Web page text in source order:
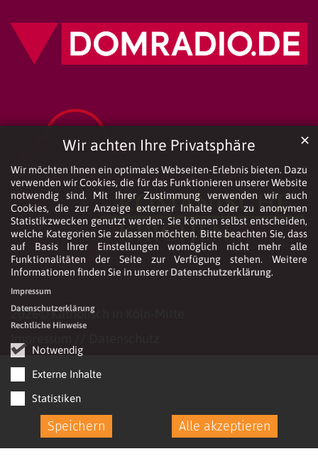
Wir achten Ihre Privatsphäre
Wir möchten Ihnen ein optimales Webseiten-Erlebnis bieten. Dazu
verwenden wir Cookies, die für das Funktionieren unserer Website
notwendig sind. Mit Ihrer Zustimmung verwenden wir auch
Cookies, die zur Anzeige externer Inhalte oder zu anonymen
Statistikzwecken genutzt werden. Sie können selbst entscheiden,
welche Kategorien Sie zulassen möchten. Bitte beachten Sie, dass
auf Basis Ihrer Einstellungen womöglich nicht mehr alle
Funktionalitäten der Seite zur Verfügung stehen. Weitere
Informationen finden Sie in unserer Datenschutzerklärung.
Notwendig
Externe Inhalte
Statistiken
Speichern Alle akzeptieren
✕
Impressum
Datenschutzerklärung
Rechtliche Hinweise
2026© Katholisch in Köln-Mitte